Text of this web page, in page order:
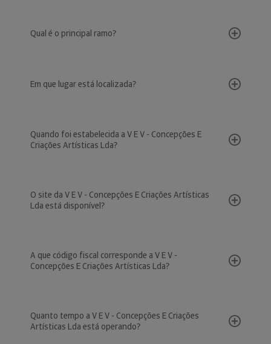
Qual é o principal ramo?
Em que lugar está localizada?
Quando foi estabelecida a V E V - Concepções E
Criações Artísticas Lda?
O site da V E V - Concepções E Criações Artísticas
Lda está disponível?
A que código fiscal corresponde a V E V -
Concepções E Criações Artísticas Lda?
Quanto tempo a V E V - Concepções E Criações
Artísticas Lda está operando?